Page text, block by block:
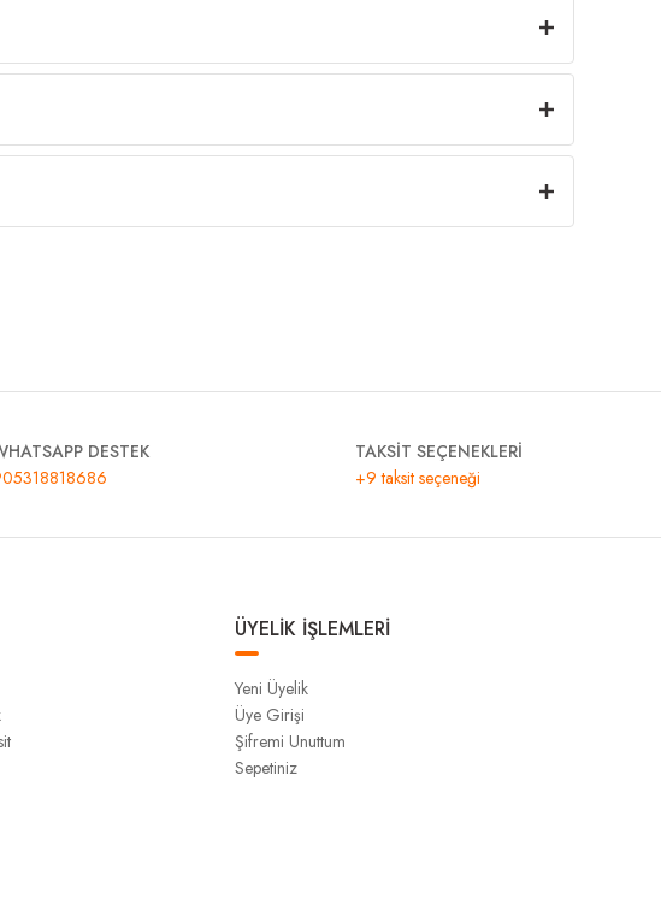
DESTEK
TAKSİT SEÇENEKLERİ
+9 taksit seçeneği
ÜYELİK İŞLEMLERİ
Yeni Üyelik
Üye Girişi
Şifremi Unuttum
Sepetiniz